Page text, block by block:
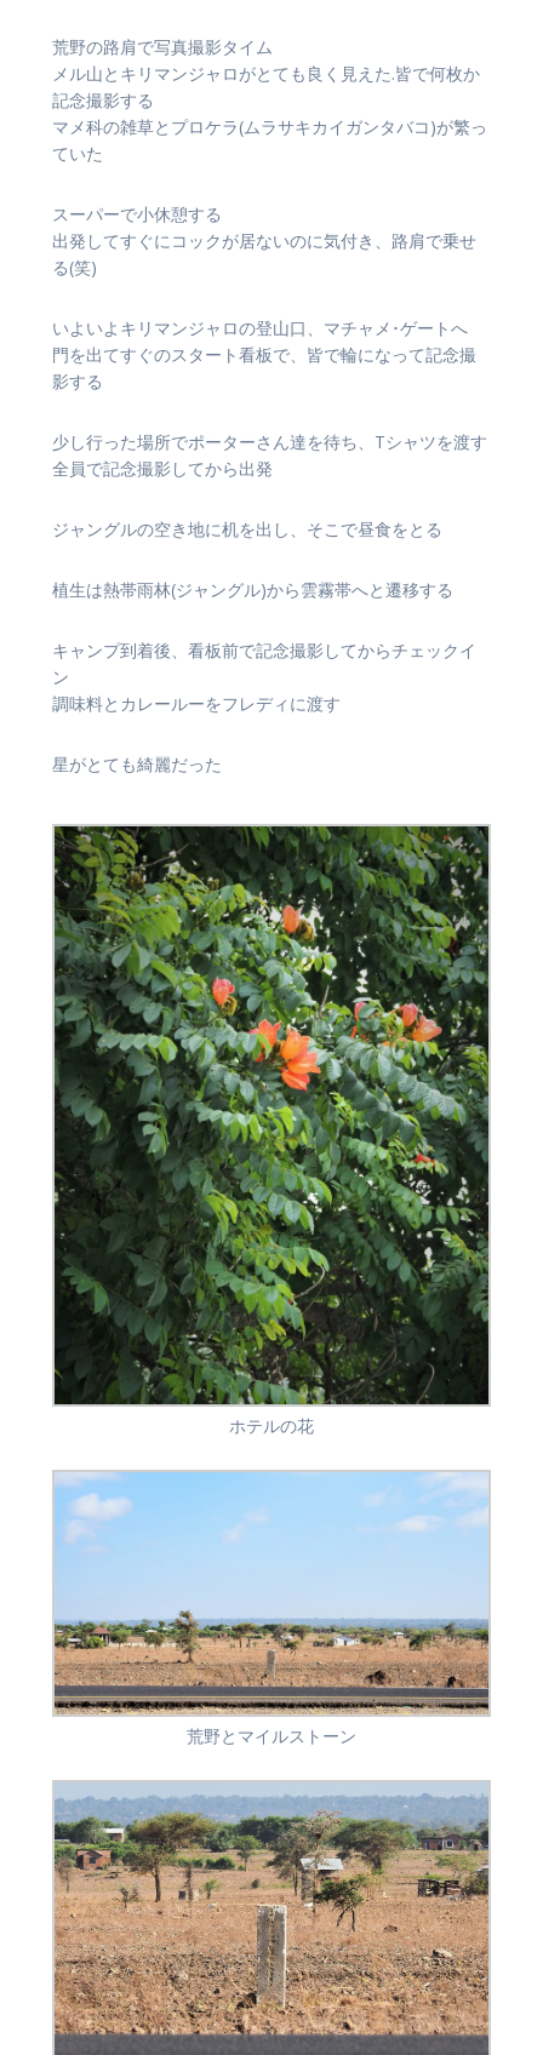
荒野の路肩で写真撮影タイム
メル山とキリマンジャロがとても良く見えた.皆で何枚か
記念撮影する
マメ科の雑草とプロケラ(ムラサキカイガンタバコ)が繁っ
ていた
スーパーで小休憩する
出発してすぐにコックが居ないのに気付き、路肩で乗せ
る(笑)
いよいよキリマンジャロの登山口、マチャメ･ゲートへ
門を出てすぐのスタート看板で、皆で輪になって記念撮
影する
少し行った場所でポーターさん達を待ち、Tシャツを渡す
全員で記念撮影してから出発
ジャングルの空き地に机を出し、そこで昼食をとる
植生は熱帯雨林(ジャングル)から雲霧帯へと遷移する
キャンプ到着後、看板前で記念撮影してからチェックイ
ン
調味料とカレールーをフレディに渡す
星がとても綺麗だった
ホテルの花
荒野とマイルストーン